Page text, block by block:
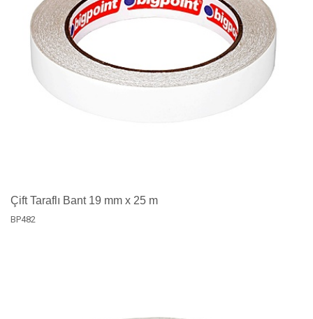
Çift Taraflı Bant 19 mm x 25 m
BP482